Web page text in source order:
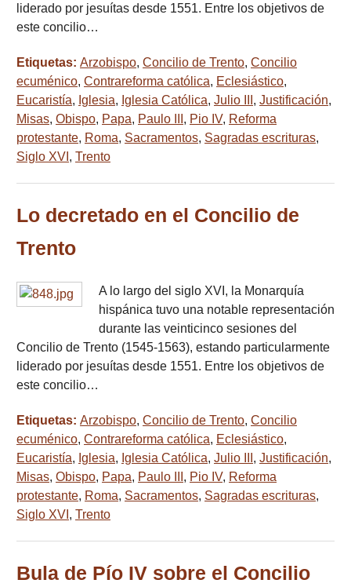
liderado por jesuítas desde 1551. Entre los objetivos de
este concilio…
Etiquetas: Arzobispo, Concilio de Trento, Concilio
ecuménico, Contrareforma católica, Eclesiástico,
Eucaristía, Iglesia, Iglesia Católica, Julio III , Justificación,
Misas, Obispo, Papa, Paulo III , Pio IV, Reforma
protestante, Roma, Sacramentos, Sagradas escrituras,
Siglo XVI , Trento
Lo decretado en el Concilio de
Trento
A lo largo del siglo XVI, la Monarquía
hispánica tuvo una notable representación
durante las veinticinco sesiones del
Concilio de Trento (1545-1563), estando particularmente
liderado por jesuítas desde 1551. Entre los objetivos de
este concilio…
Etiquetas: Arzobispo, Concilio de Trento, Concilio
ecuménico, Contrareforma católica, Eclesiástico,
Eucaristía, Iglesia, Iglesia Católica, Julio III , Justificación,
Misas, Obispo, Papa, Paulo III , Pio IV, Reforma
protestante, Roma, Sacramentos, Sagradas escrituras,
Siglo XVI , Trento
Bula de Pío IV sobre el Concilio